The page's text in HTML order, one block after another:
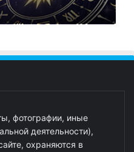
фотографии, иные
деятельности),
охраняются в